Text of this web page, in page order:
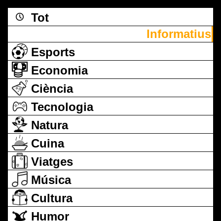
Tot
Informatius
Esports
Economia
Ciència
Tecnologia
Natura
Cuina
Viatges
Música
Cultura
Humor